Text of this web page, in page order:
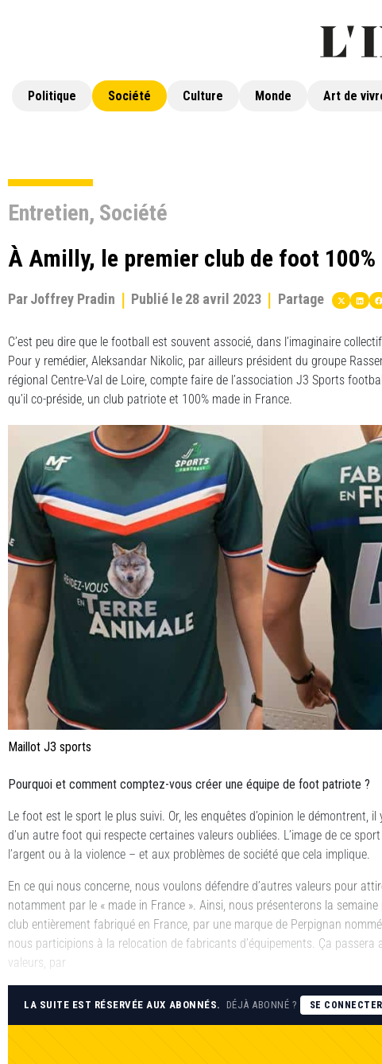
Politique Société Culture Monde Art de
Entretien, Société
À Amilly, le premier club de foot 100%
ParJoffrey Pradin Publié le28 avril 2023 Partage
C’est peu dire que le football est souvent associé, dans l’imaginaire
Pour y remédier, Aleksandar Nikolic, par ailleurs président du groupe
régional Centre-Val de Loire, compte faire de l’association J3 Sports
qu’il co-préside, un club patriote et 100% made in France.
Maillot J3 sports
Pourquoi et comment comptez-vous créer une équipe de foot patriote ?
Le foot est le sport le plus suivi. Or, les enquêtes d’opinion le démontrent,
d’un autre foot qui respecte certaines valeurs oubliées. L’image de ce
l’argent ou à la violence – et aux problèmes de société que cela implique.
En ce qui nous concerne, nous voulons défendre d’autres valeurs pour
notamment par le « made in France ». Ainsi, nous présenterons la
club entièrement fabriqué en France, par une marque de Perpignan
nous participions à la relocation de fabricants d’équipements. Ça passera
valeurs, par
LA SUITE EST RÉSERVÉE AUX ABONNÉS. DÉJÀ ABONNÉ ? SE CONNECTER